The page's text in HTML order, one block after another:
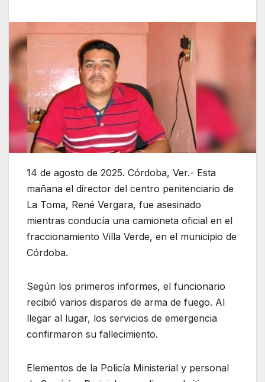
14 de agosto de 2025. Córdoba, Ver.- Esta
mañana el director del centro penitenciario de
La Toma, René Vergara, fue asesinado
mientras conducía una camioneta oficial en el
fraccionamiento Villa Verde, en el municipio de
Córdoba.
Según los primeros informes, el funcionario
recibió varios disparos de arma de fuego. Al
llegar al lugar, los servicios de emergencia
confirmaron su fallecimiento.
Elementos de la Policía Ministerial y personal